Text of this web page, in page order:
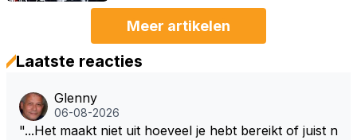
Meer artikelen
Laatste reacties
Glenny
06-08-2026
"...Het maakt niet uit hoeveel je hebt bereikt of juist n